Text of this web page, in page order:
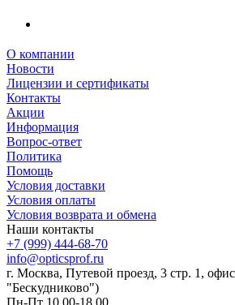
О компании
Новости
Лицензии и сертификаты
Контакты
Акции
Информация
Вопрос-ответ
Политика
Помощь
Условия доставки
Условия оплаты
Условия возврата и обмена
Наши контакты
+7 (999) 444-68-70
info@opticsprof.ru
г. Москва, Путевой проезд, 3 стр. 1,
"Бескудниково")
Пн-Пт 10.00-18.00